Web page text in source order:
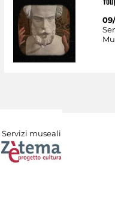
Servizi museali